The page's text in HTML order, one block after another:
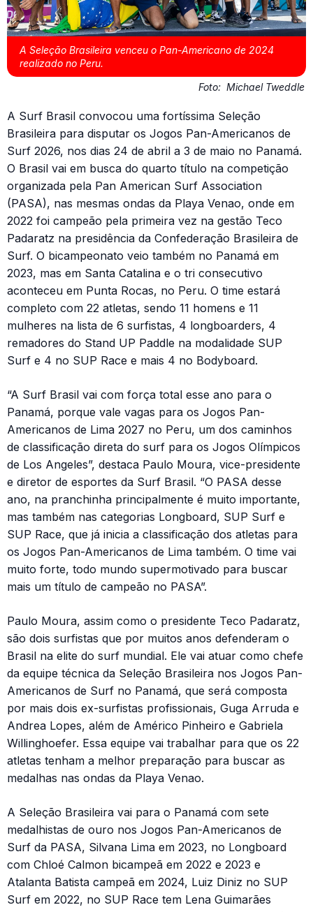
A Seleção Brasileira venceu o Pan-Americano de 2024
realizado no Peru.
Foto: Michael Tweddle
A Surf Brasil convocou uma fortíssima Seleção
Brasileira para disputar os Jogos Pan-Americanos de
Surf 2026, nos dias 24 de abril a 3 de maio no Panamá.
O Brasil vai em busca do quarto título na competição
organizada pela Pan American Surf Association
(PASA), nas mesmas ondas da Playa Venao, onde em
2022 foi campeão pela primeira vez na gestão Teco
Padaratz na presidência da Confederação Brasileira de
Surf. O bicampeonato veio também no Panamá em
2023, mas em Santa Catalina e o tri consecutivo
aconteceu em Punta Rocas, no Peru. O time estará
completo com 22 atletas, sendo 11 homens e 11
mulheres na lista de 6 surfistas, 4 longboarders, 4
remadores do Stand UP Paddle na modalidade SUP
Surf e 4 no SUP Race e mais 4 no Bodyboard.
“A Surf Brasil vai com força total esse ano para o
Panamá, porque vale vagas para os Jogos Pan-
Americanos de Lima 2027 no Peru, um dos caminhos
de classificação direta do surf para os Jogos Olímpicos
de Los Angeles”, destaca Paulo Moura, vice-presidente
e diretor de esportes da Surf Brasil. “O PASA desse
ano, na pranchinha principalmente é muito importante,
mas também nas categorias Longboard, SUP Surf e
SUP Race, que já inicia a classificação dos atletas para
os Jogos Pan-Americanos de Lima também. O time vai
muito forte, todo mundo supermotivado para buscar
mais um título de campeão no PASA”.
Paulo Moura, assim como o presidente Teco Padaratz,
são dois surfistas que por muitos anos defenderam o
Brasil na elite do surf mundial. Ele vai atuar como chefe
da equipe técnica da Seleção Brasileira nos Jogos Pan-
Americanos de Surf no Panamá, que será composta
por mais dois ex-surfistas profissionais, Guga Arruda e
Andrea Lopes, além de Américo Pinheiro e Gabriela
Willinghoefer. Essa equipe vai trabalhar para que os 22
atletas tenham a melhor preparação para buscar as
medalhas nas ondas da Playa Venao.
A Seleção Brasileira vai para o Panamá com sete
medalhistas de ouro nos Jogos Pan-Americanos de
Surf da PASA, Silvana Lima em 2023, no Longboard
com Chloé Calmon bicampeã em 2022 e 2023 e
Atalanta Batista campeã em 2024, Luiz Diniz no SUP
Surf em 2022, no SUP Race tem Lena Guimarães